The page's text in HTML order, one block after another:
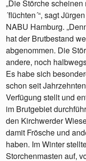
„Die Störche
´flüchten´“, sagt
NABU Hamburg.
hat der Brutbestand
abgenommen. Die
andere, noch
Es habe sich
schon seit
Verfügung stellt und
im Brutgebiet
den Kirchwerder
damit Frösche und
haben. Im Winter
Storchenmasten auf,